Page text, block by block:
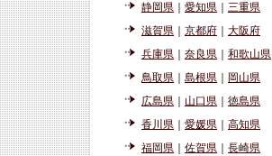
静岡県
愛知県
三重県
滋賀県
京都府
大阪府
兵庫県
奈良県
和歌山県
鳥取県
島根県
岡山県
広島県
山口県
徳島県
香川県
愛媛県
高知県
福岡県
佐賀県
長崎県